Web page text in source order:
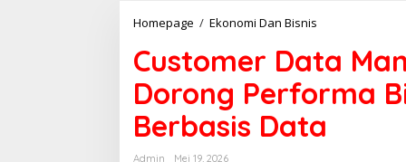
Homepage / Ekonomi Dan Bisnis
s
t
o
m
e
r
Customer Data
Dorong Performa
Berbasis Data
Admin
Mei 19, 2026